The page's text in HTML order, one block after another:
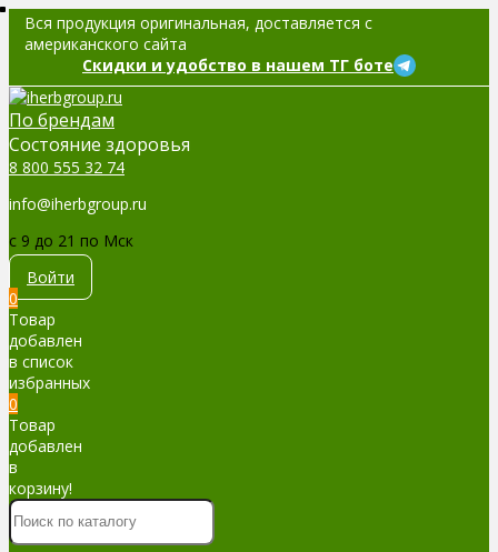
Вся продукция оригинальная, доставляется с
американского сайта
Скидки и удобство в нашем ТГ боте
По брендам
Cостояние здоровья
8 800 555 32 74
info@iherbgroup.ru
c 9 до 21 по Мск
Войти
0
Товар
добавлен
в список
избранных
0
Товар
добавлен
в
корзину!